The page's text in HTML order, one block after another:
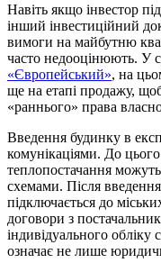
Навіть якщо інвестор
інший інвестиційний
вимоги на майбутню
часто недооцінюють. У
«Європейський», на
ще на етапі продажу,
«раннього» права
Введення будинку в
комунікаціями. До
теплопостачання
схемами. Після
підключається до
договори з
індивідуального
означає не лише